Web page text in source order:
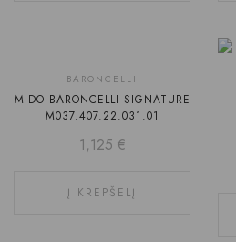
BARONCELLI
MIDO BARONCELLI SIGNATURE
M037.407.22.031.01
1,125 €
Į KREPŠELĮ